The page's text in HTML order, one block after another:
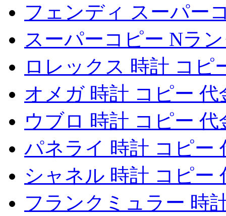
フェンディ スーパー
スーパーコピー Nラ
ロレックス 時計 コピ
オメガ 時計 コピー 代
ウブロ 時計 コピー 代
パネライ 時計 コピー
シャネル 時計 コピー
フランクミュラー 時